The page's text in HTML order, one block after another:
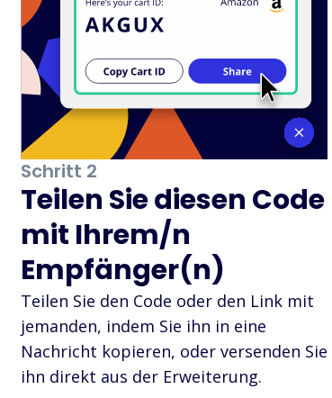
Schritt 2
Teilen Sie diesen Code
mit Ihrem/n
Empfänger(n)
Teilen Sie den Code oder den Link mit
jemanden, indem Sie ihn in eine
Nachricht kopieren, oder versenden Sie
ihn direkt aus der Erweiterung.